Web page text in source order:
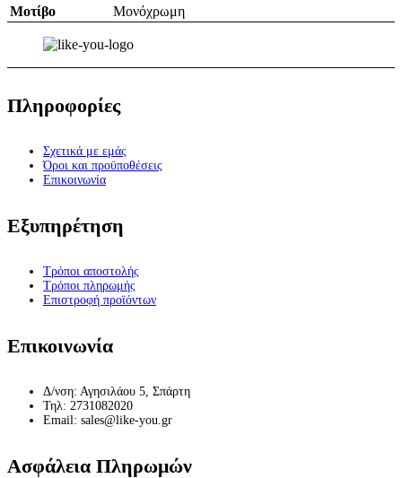
Μοτίβο Μονόχρωμη
Πληροφορίες
Σχετικά με εμάς
Όροι και προϋποθέσεις
Επικοινωνία
Εξυπηρέτηση
Τρόποι αποστολής
Τρόποι πληρωμής
Επιστροφή προϊόντων
Επικοινωνία
Δ/νση: Αγησιλάου 5, Σπάρτη
Τηλ: 2731082020
Email: sales@like-you.gr
Ασφάλεια Πληρωμών